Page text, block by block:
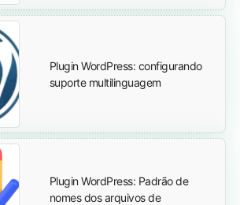
Plugin WordPress: configurando
suporte multilinguagem
Plugin WordPress: Padrão de
nomes dos arquivos de